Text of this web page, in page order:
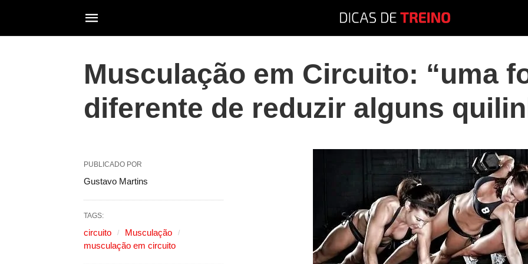
Musculação em Circuito: “uma
diferente de reduzir alguns
PUBLICADO POR
Gustavo Martins
TAGS:
circuito
Musculação
musculação em circuito